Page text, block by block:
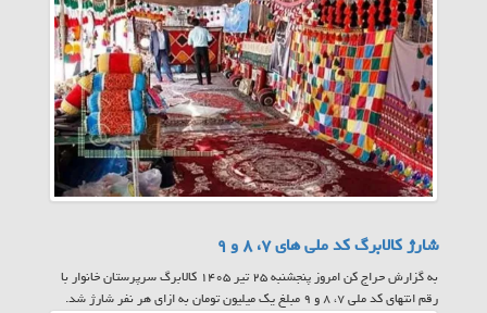
شارژ کالابرگ کد ملی های ۷، ۸ و ۹
به گزارش حراج کن امروز پنجشنبه ۲۵ تیر ۱۴۰۵ کالابرگ سرپرستان خانوار با
رقم انتهای کد ملی ۷، ۸ و ۹ مبلغ یک میلیون تومان به ازای هر نفر شارژ شد.